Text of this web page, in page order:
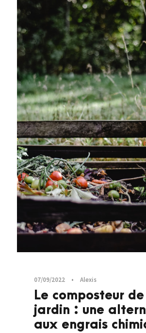
07/09/2022 • Alexis
Le composteur de
jardin : une
aux engrais